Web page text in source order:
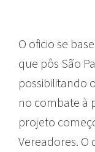
O oficio se
que pôs São
possibilitando
no combate à
projeto
Vereadores.